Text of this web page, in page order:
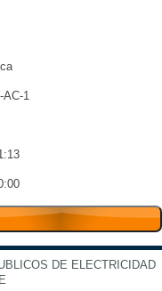
AC-1
DE ELECTRICIDAD